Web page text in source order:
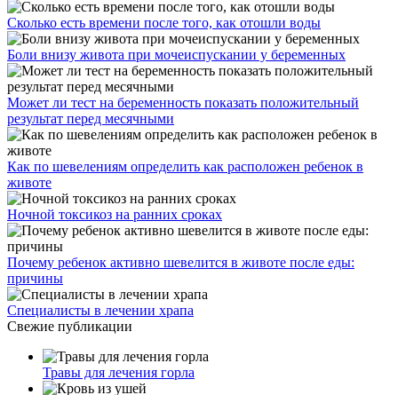
Сколько есть времени после того, как отошли воды
Боли внизу живота при мочеиспускании у беременных
Может ли тест на беременность показать положительный
результат перед месячными
Как по шевелениям определить как расположен ребенок в
животе
Ночной токсикоз на ранних сроках
Почему ребенок активно шевелится в животе после еды:
причины
Специалисты в лечении храпа
Свежие публикации
Травы для лечения горла